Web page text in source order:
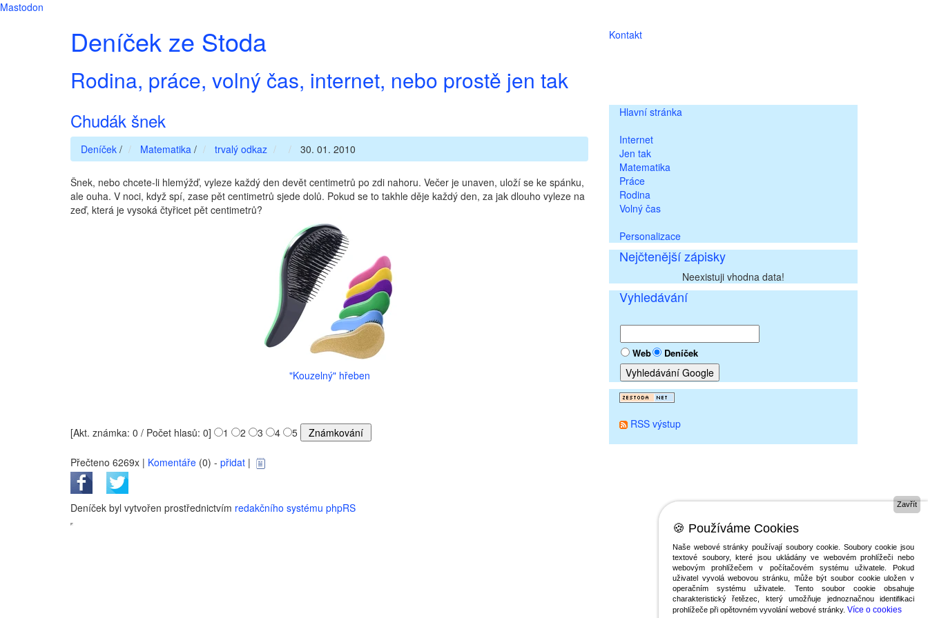
Mastodon
Deníček ze Stoda
Rodina, práce, volný čas, internet, nebo prostě jen tak
Kontakt
Chudák šnek
Deníček / Matematika / trvalý odkaz 30. 01. 2010
Šnek, nebo chcete-li hlemýžď, vyleze každý den devět centimetrů po zdi nahoru. Večer je unaven, uloží se ke spánku,
ale ouha. V noci, když spí, zase pět centimetrů sjede dolů. Pokud se to takhle děje každý den, za jak dlouho vyleze na
zeď, která je vysoká čtyřicet pět centimetrů?
"Kouzelný" hřeben
[Akt. známka: 0 / Počet hlasů: 0] 1 2 3 4 5
Přečteno 6269x | Komentáře (0) - přidat |
Hlavní stránka
Internet
Jen tak
Matematika
Práce
Rodina
Volný čas
Personalizace
Nejčtenější zápisky
Neexistuji vhodna data!
Vyhledávání
Web Deníček
RSS výstup
Deníček byl vytvořen prostřednictvím redakčního systému phpRS Zavřít
🍪 Používáme Cookies
Naše webové stránky používají soubory cookie. Soubory cookie jsou
textové soubory, které jsou ukládány ve webovém prohlížeči nebo
webovým prohlížečem v počítačovém systému uživatele. Pokud
uživatel vyvolá webovou stránku, může být soubor cookie uložen v
operačním systému uživatele. Tento soubor cookie obsahuje
charakteristický řetězec, který umožňuje jednoznačnou identifikaci
prohlížeče při opětovném vyvolání webové stránky. Více o cookies